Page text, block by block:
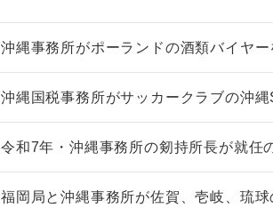
沖縄事務所がポーランドの酒類バイヤ
沖縄国税事務所がサッカークラブの沖
令和7年・沖縄事務所の剱持所長が就任
福岡局と沖縄事務所が佐賀、壱岐、琉